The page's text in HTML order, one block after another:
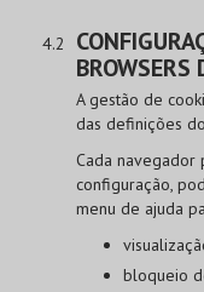
BROWSERS
A gestão de
das definições
Cada navegador
configuração,
menu de ajuda
bloqueio